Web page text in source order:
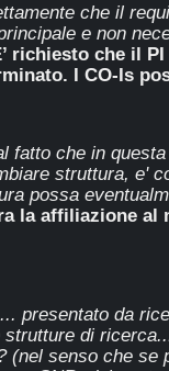
che il
e non
richiesto che il
I CO-Is
fatto che in
struttura, e'
possa
la affiliazione al
presentato da
strutture di
(nel senso che se